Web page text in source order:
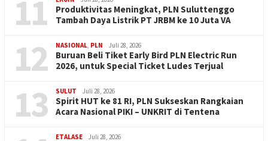
11
Produktivitas Meningkat, PLN Suluttenggo
Tambah Daya Listrik PT JRBM ke 10 Juta VA
12 NASIONAL, PLN Juli 28, 2026
Buruan Beli Tiket Early Bird PLN Electric Run
2026, untuk Special Ticket Ludes Terjual
13 SULUT Juli 28, 2026
Spirit HUT ke 81 RI, PLN Sukseskan Rangkaian
Acara Nasional PIKI – UNKRIT di Tentena
ETALASE Juli 28, 2026